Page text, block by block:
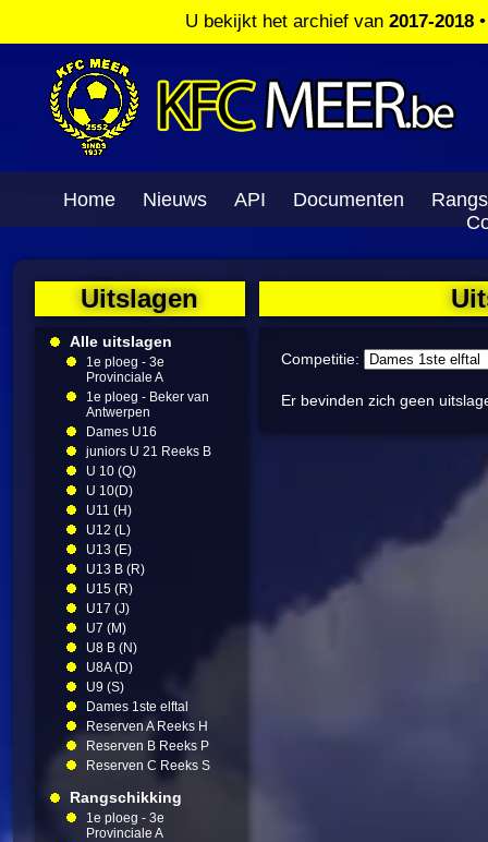
U bekijkt het archief van 2017-2018
Home Nieuws API Documenten
Uitslagen
Alle uitslagen
1e ploeg - 3e
Provinciale A
1e ploeg - Beker van
Antwerpen
Dames U16
juniors U 21 Reeks B
U 10 (Q)
U 10(D)
U11 (H)
U12 (L)
U13 (E)
U13 B (R)
U15 (R)
U17 (J)
U7 (M)
U8 B (N)
U8A (D)
U9 (S)
Dames 1ste elftal
Reserven A Reeks H
Reserven B Reeks P
Reserven C Reeks S
Rangschikking
1e ploeg - 3e
Provinciale A
Competitie:
Er bevinden zich geen